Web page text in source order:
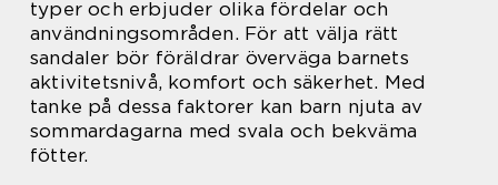
typer och erbjuder olika fördelar och
användningsområden. För att välja rätt
sandaler bör föräldrar överväga barnets
aktivitetsnivå, komfort och säkerhet. Med
tanke på dessa faktorer kan barn njuta av
sommardagarna med svala och bekväma
fötter.